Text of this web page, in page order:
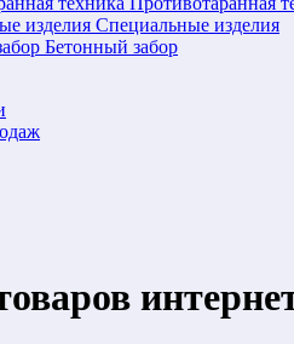
Специальные изделия
Бетонный забор